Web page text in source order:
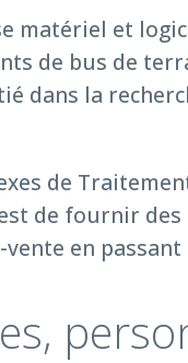
matériel et
de bus de
dans la
de
de fournir des
vente en